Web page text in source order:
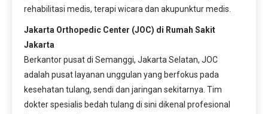
rehabilitasi medis, terapi wicara dan akupunktur medis.
Jakarta Orthopedic Center (JOC) di Rumah Sakit
Jakarta
Berkantor pusat di Semanggi, Jakarta Selatan, JOC
adalah pusat layanan unggulan yang berfokus pada
kesehatan tulang, sendi dan jaringan sekitarnya. Tim
dokter spesialis bedah tulang di sini dikenal profesional